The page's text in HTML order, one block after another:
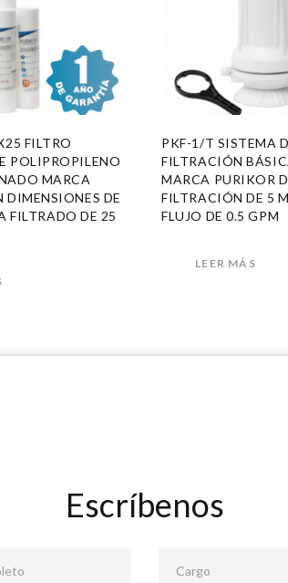
FILTRO
POLIPROPILENO
MARCA
DIMENSIONES DE
FILTRADO DE 25
PKF-1/T SISTEMA
FILTRACIÓN
MARCA PURIKOR
FILTRACIÓN DE 5
FLUJO DE 0.5 GPM
LEER MÁS
Escríbenos
Cargo